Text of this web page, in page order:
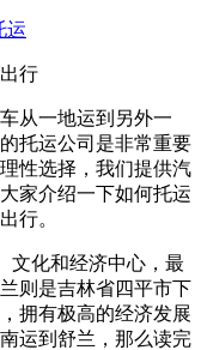
运
行
从一地运到另外一
托运公司是非常重要
性选择，我们提供汽
家介绍一下如何托运
行。
文化和经济中心，最
则是吉林省四平市下
拥有极高的经济发展
运到舒兰，那么读完